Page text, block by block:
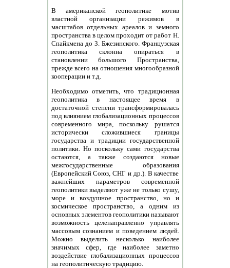
В американской геополитике мотив
властной организации режимов в
масштабов отдельных ареалов и земного
пространства в целом проходит от работ Н.
Спайкмена до 3. Бжезинского. Французская
геополитика склонна опираться в
становлении большого Пространства,
прежде всего на отношения многообразной
кооперации и т.д.
Необходимо отметить, что традиционная
геополитика в настоящее время в
достаточной степени трансформировалась
под влиянием глобализационных процессов
современного мира, поскольку рушатся
исторически сложившиеся границы
государства и традиции государственной
политики. Но поскольку сами государства
остаются, а также создаются новые
межгосударственные образования
(Европейский Союз, СНГ и др.). В качестве
важнейших параметров современной
геополитики выделяют уже не только сушу,
море и воздушное пространство, но и
космическое пространство, а одним из
основных элементов геополитики называют
возможность целенаправленно управлять
массовым сознанием и поведением людей.
Можно выделить несколько наиболее
значимых сфер, где наиболее заметно
воздействие глобализационных процессов
на геополитическую традицию.